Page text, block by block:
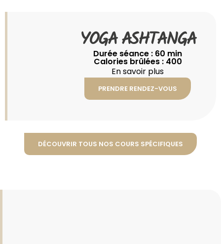
YOGA ASHTANGA
Durée séance : 60 min
Calories brûlées : 400
En savoir plus
PRENDRE RENDEZ-VOUS
DÉCOUVRIR TOUS NOS COURS SPÉCIFIQUES